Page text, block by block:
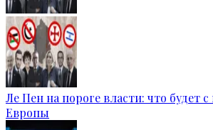
Ле Пен на пороге власти: что будет
Европы